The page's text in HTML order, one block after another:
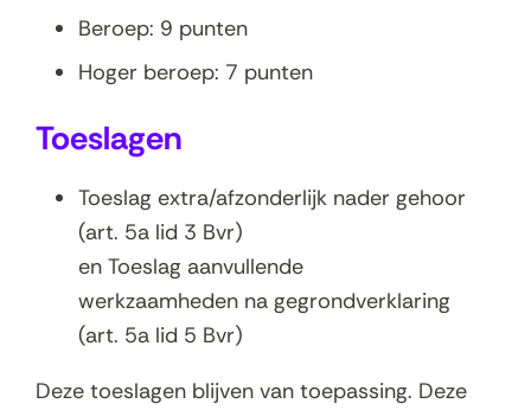
Beroep: 9 punten
Hoger beroep: 7 punten
Toeslagen
Toeslag extra/afzonderlijk nader gehoor
(art. 5a lid 3 Bvr)
en Toeslag aanvullende
werkzaamheden na gegrondverklaring
(art. 5a lid 5 Bvr)
Deze toeslagen blijven van toepassing. Deze